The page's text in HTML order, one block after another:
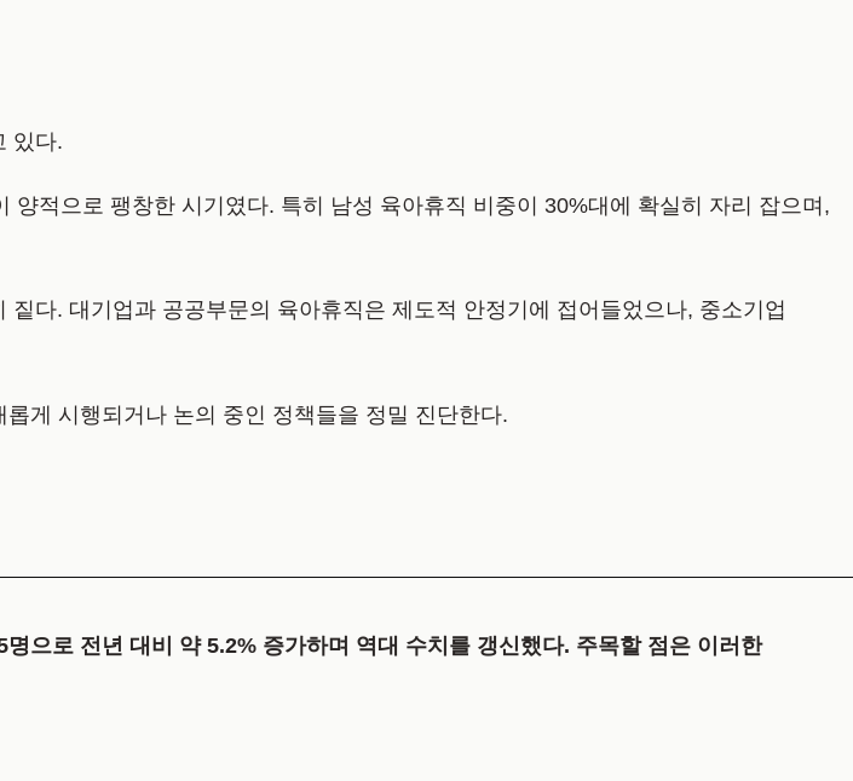
있다.
적으로 팽창한 시기였다. 특히 남성 육아휴직 비중이 30%대에 확실히 자리 잡으며,
다. 대기업과 공공부문의 육아휴직은 제도적 안정기에 접어들었으나, 중소기업
게 시행되거나 논의 중인 정책들을 정밀 진단한다.
명으로 전년 대비 약 5.2% 증가하며 역대 수치를 갱신했다. 주목할 점은 이러한